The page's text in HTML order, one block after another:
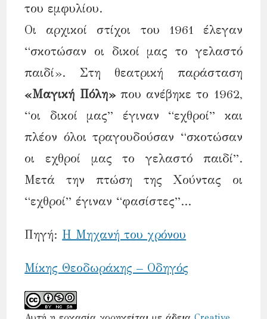
του εμφυλίου.
Οι αρχικοί στίχοι του 1961 έλεγαν
“σκοτώσαν οι δικοί μας το γελαστό
παιδί». Στη θεατρική παράσταση
«Μαγική Πόλη»που ανέβηκε το 1962,
“οι δικοί μας” έγιναν “εχθροί” και
πλέον όλοι τραγουδούσαν “σκοτώσαν
οι εχθροί μας το γελαστό παιδί”.
Μετά την πτώση της Χούντας οι
“εχθροί” έγιναν “φασίστες”…
Πηγή: Η Μηχανή του χρόνου
Μίκης Θεοδωράκης – Οδηγός